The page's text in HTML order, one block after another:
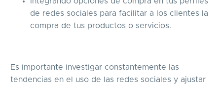
de redes sociales para facilitar a los clientes la
compra de tus productos o servicios.
Es importante investigar constantemente las
tendencias en el uso de las redes sociales y ajustar